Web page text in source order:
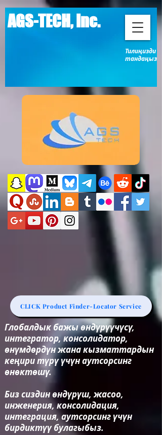
AGS-TECH, Inc.
Тилиңизди
тандаңыз
CLICK Product Finder-Locator Service
Глобалдык бажы өндүрүүчүсү,
интегратор, консолидатор,
өнүмдөрдүн жана кызматтардын
кеңири түрү үчүн аутсорсинг
өнөктөшү.
Биз сиздин өндүрүш, жасоо,
инженерия, консолидация,
интеграция, аутсорсинг үчүн
бирдиктүү булагыбыз.